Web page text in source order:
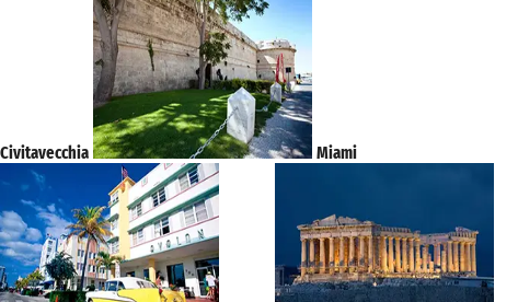
Civitavecchia Miami